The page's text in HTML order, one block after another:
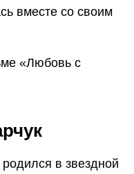
вместе со своим
«Любовь с
в звездной